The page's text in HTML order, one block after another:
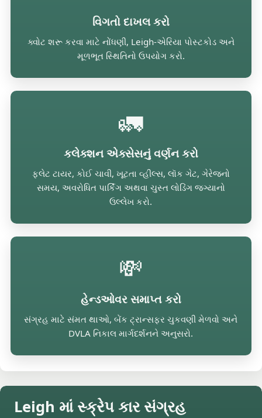
વિગતો દાખલ કરો
ક્વોટ શરૂ કરવા માટે નોંધણી, Leigh-એરિયા પોસ્ટકોડ અને
મૂળભૂત સ્થિતિનો ઉપયોગ કરો.
🚛
કલેક્શન એક્સેસનું વર્ણન કરો
ફ્લેટ ટાયર, કોઈ ચાવી, ખૂટતા વ્હીલ્સ, લૉક ગેટ, ગેરેજનો
સમય, અવરોધિત પાર્કિંગ અથવા ચુસ્ત લોડિંગ જગ્યાનો
ઉલ્લેખ કરો.
💸
હેન્ડઓવર સમાપ્ત કરો
સંગ્રહ માટે સંમત થાઓ, બેંક ટ્રાન્સફર ચુકવણી મેળવો અને
DVLA નિકાલ માર્ગદર્શનને અનુસરો.
Leigh માં સ્ક્રેપ કાર સંગ્રહ